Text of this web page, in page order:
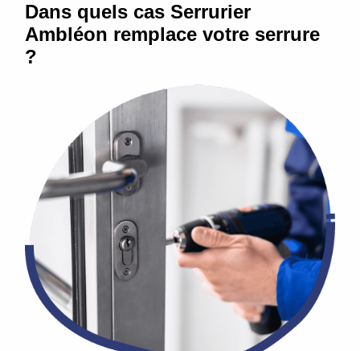
Dans quels cas Serrurier
Ambléon remplace votre serrure
?